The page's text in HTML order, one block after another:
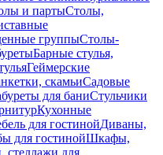
и партыСтолы,
группыСтолы-
Барные стулья,
Геймерские
скамьиСадовые
для баниСтульчики
Кухонные
для гостинойДиваны,
для гостинойШкафы,
стеллажи для